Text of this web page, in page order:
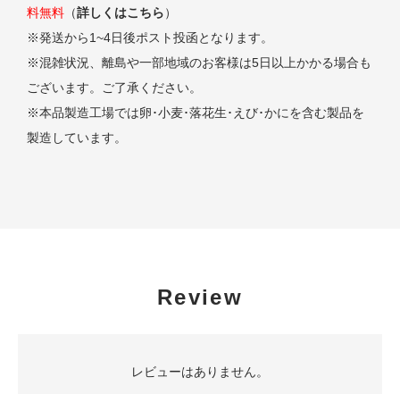
料無料 （詳しくはこちら）
※発送から1~4日後ポスト投函となります。
※混雑状況、離島や一部地域のお客様は5日以上かかる場合も
ございます。ご了承ください。
※本品製造工場では卵･小麦･落花生･えび･かにを含む製品を
製造しています。
Review
レビューはありません。